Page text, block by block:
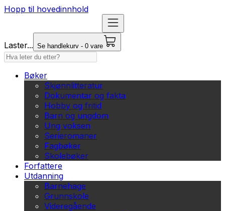
Hopp til hovedinnhold
Laster... Se handlekurv - 0 vare
Bøker
Skjønnlitteratur
Dokumentar og fakta
Hobby og fritid
Barn og ungdom
Ung voksen
Serieromaner
Fagbøker
Skolebøker
Forfattere
Utdanning
Barnehage
Grunnskole
Videregående